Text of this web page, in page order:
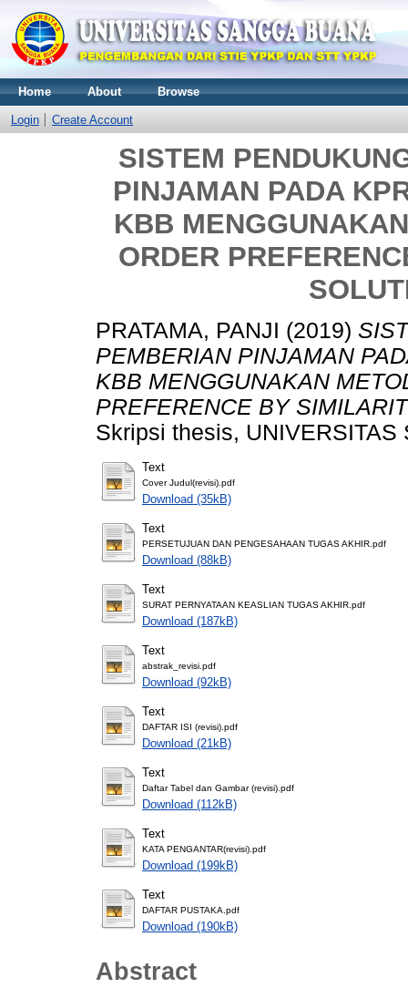
Home About Browse
Login Create Account
SISTEM
PINJAMAN PADA
KBB
ORDER
PRATAMA, PANJI (2019)
PEMBERIAN PINJAMAN
KBB MENGGUNAKAN
PREFERENCE BY
Skripsi thesis, UNIVERSITAS
Text
Cover Judul(revisi).pdf
Download (35kB)
Text
PERSETUJUAN DAN PENGESAHAAN TUGAS AKHIR.pdf
Download (88kB)
Text
SURAT PERNYATAAN KEASLIAN TUGAS AKHIR.pdf
Download (187kB)
Text
abstrak_revisi.pdf
Download (92kB)
Text
DAFTAR ISI (revisi).pdf
Download (21kB)
Text
Daftar Tabel dan Gambar (revisi).pdf
Download (112kB)
Text
KATA PENGANTAR(revisi).pdf
Download (199kB)
Text
DAFTAR PUSTAKA.pdf
Download (190kB)
Abstract